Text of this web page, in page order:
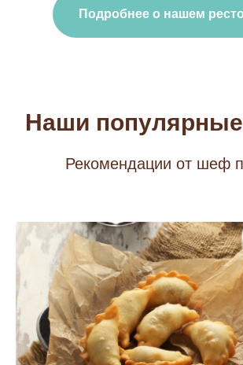
Подробнее о нашем
Наши
Рекомендации от шеф